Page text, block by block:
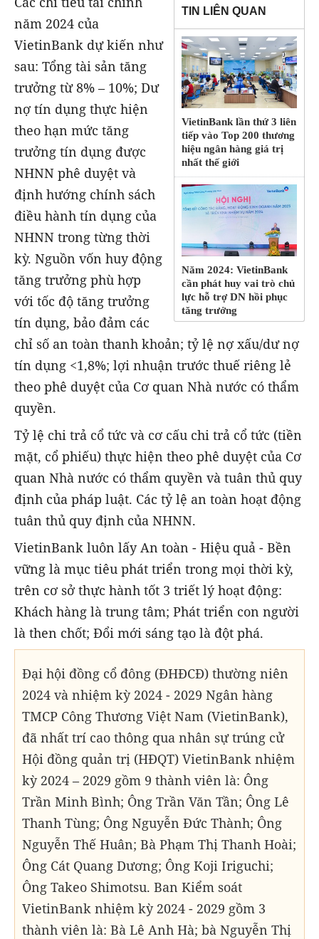
TIN LIÊN QUAN
VietinBank lần thứ 3 liên
tiếp vào Top 200 thương
hiệu ngân hàng giá trị
nhất thế giới
Năm 2024: VietinBank
cần phát huy vai trò chủ
lực hỗ trợ DN hồi phục
tăng trưởng
năm 2024 của
VietinBank dự kiến như
sau: Tổng tài sản tăng
trưởng từ 8% – 10%; Dư
nợ tín dụng thực hiện
theo hạn mức tăng
trưởng tín dụng được
NHNN phê duyệt và
định hướng chính sách
điều hành tín dụng của
NHNN trong từng thời
kỳ. Nguồn vốn huy động
tăng trưởng phù hợp
với tốc độ tăng trưởng
tín dụng, bảo đảm các
chỉ số an toàn thanh khoản; tỷ lệ nợ xấu/dư nợ
tín dụng <1,8%; lợi nhuận trước thuế riêng lẻ
theo phê duyệt của Cơ quan Nhà nước có thẩm
quyền.
Tỷ lệ chi trả cổ tức và cơ cấu chi trả cổ tức (tiền
mặt, cổ phiếu) thực hiện theo phê duyệt của Cơ
quan Nhà nước có thẩm quyền và tuân thủ quy
định của pháp luật. Các tỷ lệ an toàn hoạt động
tuân thủ quy định của NHNN.
VietinBank luôn lấy An toàn - Hiệu quả - Bền
vững là mục tiêu phát triển trong mọi thời kỳ,
trên cơ sở thực hành tốt 3 triết lý hoạt động:
Khách hàng là trung tâm; Phát triển con người
là then chốt; Đổi mới sáng tạo là đột phá.
Đại hội đồng cổ đông (ĐHĐCĐ) thường niên
2024 và nhiệm kỳ 2024 - 2029 Ngân hàng
TMCP Công Thương Việt Nam (VietinBank),
đã nhất trí cao thông qua nhân sự trúng cử
Hội đồng quản trị (HĐQT) VietinBank nhiệm
kỳ 2024 – 2029 gồm 9 thành viên là: Ông
Trần Minh Bình; Ông Trần Văn Tần; Ông Lê
Thanh Tùng; Ông Nguyễn Đức Thành; Ông
Nguyễn Thế Huân; Bà Phạm Thị Thanh Hoài;
Ông Cát Quang Dương; Ông Koji Iriguchi;
Ông Takeo Shimotsu. Ban Kiểm soát
VietinBank nhiệm kỳ 2024 - 2029 gồm 3
thành viên là: Bà Lê Anh Hà; bà Nguyễn Thị